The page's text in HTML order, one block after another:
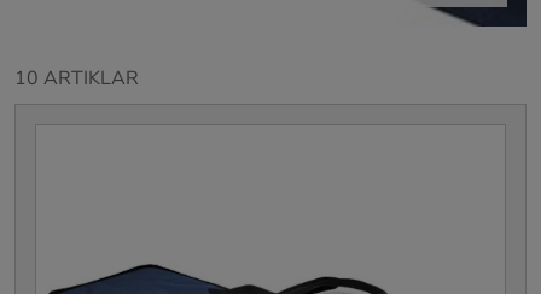
10 ARTIKLAR